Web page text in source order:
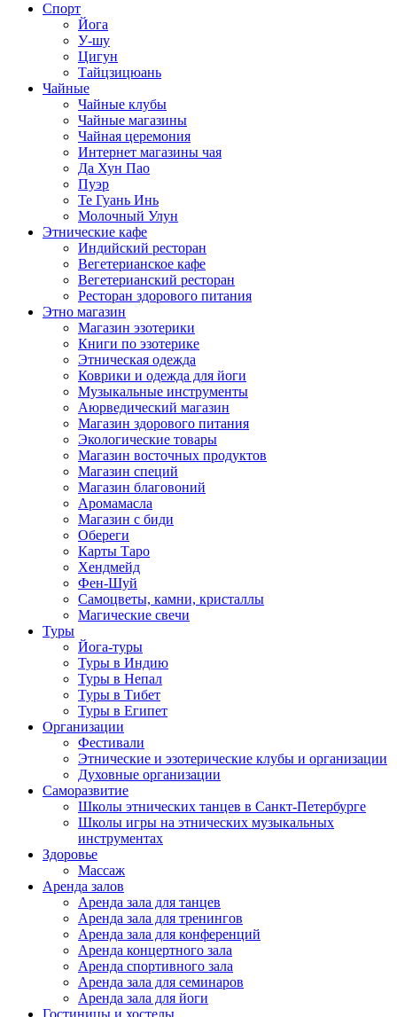
Спорт
Йога
У-шу
Цигун
Тайцзицюань
Чайные
Чайные клубы
Чайные магазины
Чайная церемония
Интернет магазины чая
Да Хун Пао
Пуэр
Те Гуань Инь
Молочный Улун
Этнические кафе
Индийский ресторан
Вегетерианское кафе
Вегетерианский ресторан
Ресторан здорового питания
Этно магазин
Магазин эзотерики
Книги по эзотерике
Этническая одежда
Коврики и одежда для йоги
Музыкальные инструменты
Аюрведический магазин
Магазин здорового питания
Экологические товары
Магазин восточных продуктов
Магазин специй
Магазин благовоний
Аромамасла
Магазин с биди
Обереги
Карты Таро
Хендмейд
Фен-Шуй
Самоцветы, камни, кристаллы
Магические свечи
Туры
Йога-туры
Туры в Индию
Туры в Непал
Туры в Тибет
Туры в Египет
Организации
Фестивали
Этнические и эзотерические клубы и организации
Духовные организации
Саморазвитие
Школы этнических танцев в Санкт-Петербурге
Школы игры на этнических музыкальных
инструментах
Здоровье
Массаж
Аренда залов
Аренда зала для танцев
Аренда зала для тренингов
Аренда зала для конференций
Аренда концертного зала
Аренда спортивного зала
Аренда зала для семинаров
Аренда зала для йоги